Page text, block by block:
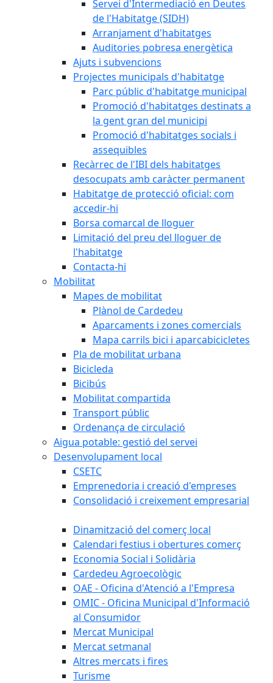
Servei d'Intermediació en Deutes
de l'Habitatge (SIDH)
Arranjament d'habitatges
Auditories pobresa energètica
Ajuts i subvencions
Projectes municipals d'habitatge
Parc públic d'habitatge municipal
Promoció d'habitatges destinats a
la gent gran del municipi
Promoció d'habitatges socials i
assequibles
Recàrrec de l'IBI dels habitatges
desocupats amb caràcter permanent
Habitatge de protecció oficial: com
accedir-hi
Borsa comarcal de lloguer
Limitació del preu del lloguer de
l'habitatge
Contacta-hi
Mobilitat
Mapes de mobilitat
Plànol de Cardedeu
Aparcaments i zones comercials
Mapa carrils bici i aparcabicicletes
Pla de mobilitat urbana
Bicicleda
Bicibús
Mobilitat compartida
Transport públic
Ordenança de circulació
Aigua potable: gestió del servei
Desenvolupament local
CSETC
Emprenedoria i creació d'empreses
Consolidació i creixement empresarial
Dinamització del comerç local
Calendari festius i obertures comerç
Economia Social i Solidària
Cardedeu Agroecològic
OAE - Oficina d'Atenció a l'Empresa
OMIC - Oficina Municipal d'Informació
al Consumidor
Mercat Municipal
Mercat setmanal
Altres mercats i fires
Turisme